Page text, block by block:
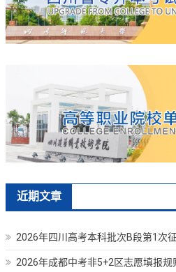
近期文章
2026年四川高考本科批次B段第1次
2026年成都中考非5+2区志愿填报规